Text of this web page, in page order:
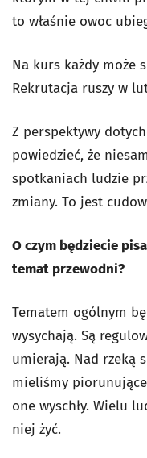
to właśnie owoc
Na kurs każdy może
Rekrutacja ruszy w
Z perspektywy
powiedzieć, że
spotkaniach ludzie
zmiany. To jest
O czym będziecie
temat przewodni?
Tematem ogólnym
wysychają. Są
umierają. Nad rzeką
mieliśmy piorunujące
one wyschły. Wielu
niej żyć.